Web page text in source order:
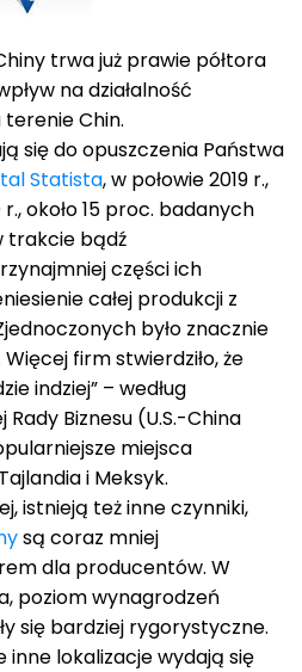
trwa już prawie półtora
na działalność
Chin.
się do opuszczenia Państwa
Statista, w połowie 2019 r.,
około 15 proc. badanych
trakcie bądź
części ich
całej produkcji z
było znacznie
firm stwierdziło, że
indziej” – według
Biznesu (U.S.-China
miejsca
i Meksyk.
istnieją też inne czynniki,
są coraz mniej
dla producentów. W
poziom wynagrodzeń
się bardziej rygorystyczne.
inne lokalizacje wydają się